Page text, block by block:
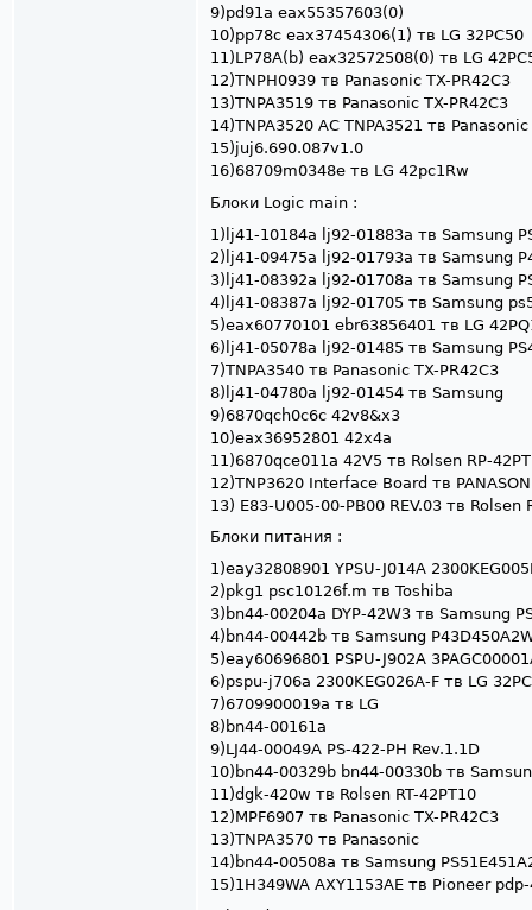
9)pd91a eax55357603(0)
10)pp78c eax37454306(1) тв LG 32PC50
11)LP78A(b) eax32572508(0) тв LG
12)TNPH0939 тв Panasonic TX-PR42C3
13)TNPA3519 тв Panasonic TX-PR42C3
14)TNPA3520 AC TNPA3521 тв Panasonic
15)juj6.690.087v1.0
16)68709m0348e тв LG 42pc1Rw
Блоки Logic main :
1)lj41-10184a lj92-01883a тв Samsung
2)lj41-09475a lj92-01793a тв Samsung
3)lj41-08392a lj92-01708a тв Samsung
4)lj41-08387a lj92-01705 тв Samsung
5)eax60770101 ebr63856401 тв LG
6)lj41-05078a lj92-01485 тв Samsung
7)TNPA3540 тв Panasonic TX-PR42C3
8)lj41-04780a lj92-01454 тв Samsung
9)6870qch0c6c 42v8&x3
10)eax36952801 42x4a
11)6870qce011a 42V5 тв Rolsen RP-
12)TNP3620 Interface Board тв
13) E83-U005-00-PB00 REV.03 тв Rolsen
Блоки питания :
1)eay32808901 YPSU-J014A
2)pkg1 psc10126f.m тв Toshiba
3)bn44-00204a DYP-42W3 тв Samsung
4)bn44-00442b тв Samsung
5)eay60696801 PSPU-J902A
6)pspu-j706a 2300KEG026A-F тв LG
7)6709900019a тв LG
8)bn44-00161a
9)LJ44-00049A PS-422-PH Rev.1.1D
10)bn44-00329b bn44-00330b тв
11)dgk-420w тв Rolsen RT-42PT10
12)MPF6907 тв Panasonic TX-PR42C3
13)TNPA3570 тв Panasonic
14)bn44-00508a тв Samsung
15)1H349WA AXY1153AE тв Pioneer